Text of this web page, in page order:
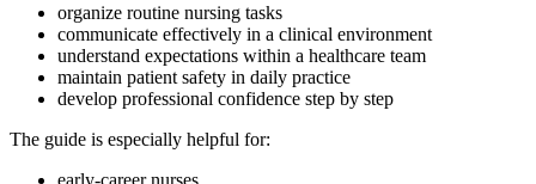
organize routine nursing tasks
communicate effectively in a clinical environment
understand expectations within a healthcare team
maintain patient safety in daily practice
develop professional confidence step by step
The guide is especially helpful for:
early-career nurses